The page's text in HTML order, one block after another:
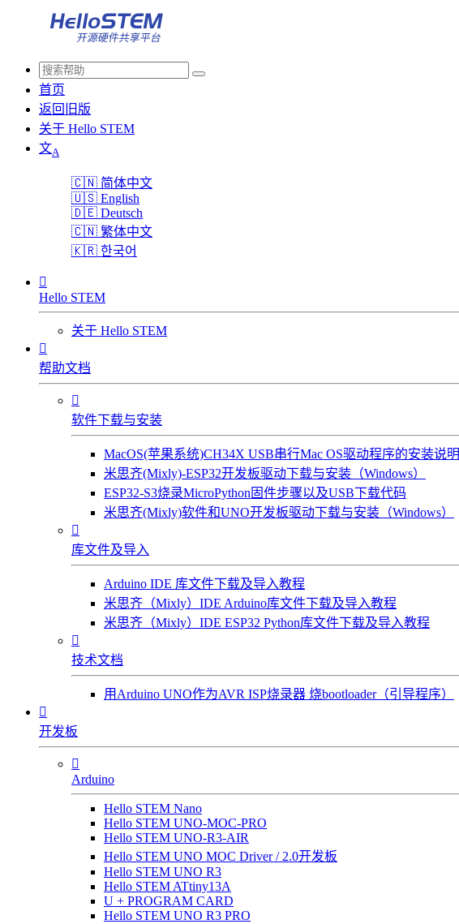
首页
返回旧版
关于 Hello STEM
文A
🇨🇳 简体中文
🇺🇸 English
🇩🇪 Deutsch
🇨🇳 繁体中文
🇰🇷 한국어

Hello STEM
关于 Hello STEM

帮助文档

软件下载与安装
MacOS(苹果系统)CH34X USB串行Mac OS驱动程序的安装说明
米思齐(Mixly)-ESP32开发板驱动下载与安装（Windows）
ESP32-S3烧录MicroPython固件步骤以及USB下载代码
米思齐(Mixly)软件和UNO开发板驱动下载与安装（Windows）

库文件及导入
Arduino IDE 库文件下载及导入教程
米思齐（Mixly）IDE Arduino库文件下载及导入教程
米思齐（Mixly）IDE ESP32 Python库文件下载及导入教程

技术文档
用Arduino UNO作为AVR ISP烧录器 烧bootloader（引导程序）

开发板

Arduino
Hello STEM Nano
Hello STEM UNO-MOC-PRO
Hello STEM UNO-R3-AIR
Hello STEM UNO MOC Driver / 2.0开发板
Hello STEM UNO R3
Hello STEM ATtiny13A
U + PROGRAM CARD
Hello STEM UNO R3 PRO